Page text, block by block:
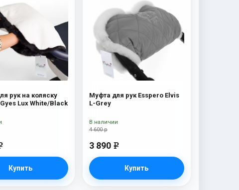
рук на коляску
Lux White/Black
Купить
Муфта для рук Esspero Elvis
L-Grey
4 600 р
3 890 e
Купить
В наличии